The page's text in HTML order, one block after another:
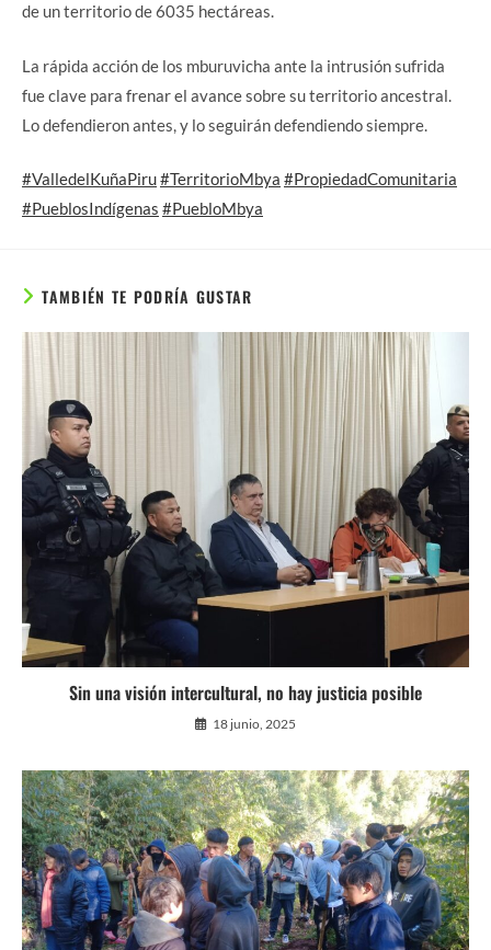
de un territorio de 6035 hectáreas.
La rápida acción de los mburuvicha ante la intrusión sufrida
fue clave para frenar el avance sobre su territorio ancestral.
Lo defendieron antes, y lo seguirán defendiendo siempre.
#ValledelKuñaPiru#TerritorioMbya #PropiedadComunitaria
#PueblosIndígenas #PuebloMbya
TAMBIÉN TE PODRÍA GUSTAR
Sin una visión intercultural, no hay justicia posible
18 junio, 2025